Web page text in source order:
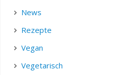
News
Rezepte
Vegan
Vegetarisch